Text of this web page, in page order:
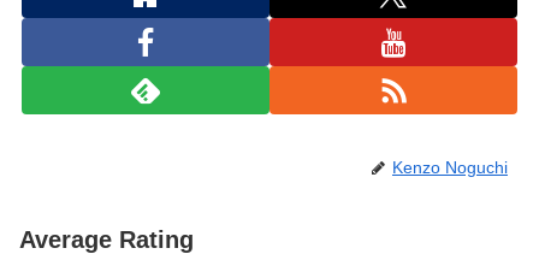
Kenzo Noguchi
Average Rating